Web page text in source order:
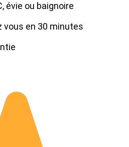
évie ou baignoire
vous en 30 minutes